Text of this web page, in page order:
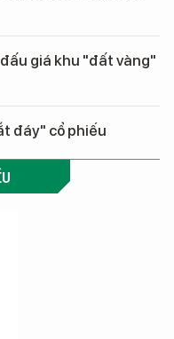
giá khu "đất vàng"
đáy" cổ phiếu